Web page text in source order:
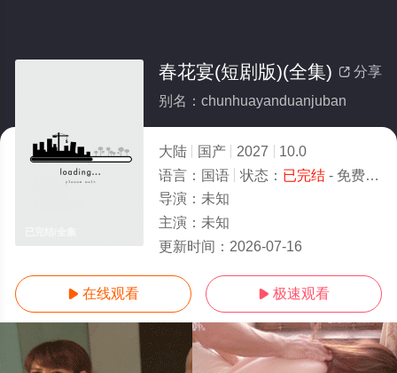
 分享
春花宴(短剧版)(全集)
别名：chunhuayanduanjuban
大陆 国产 2027
10.0
语言： 国语 状态： 已完结- 免费在线观看
导演： 未知
主演： 未知
更新时间： 2026-07-16
 在线观看  极速观看